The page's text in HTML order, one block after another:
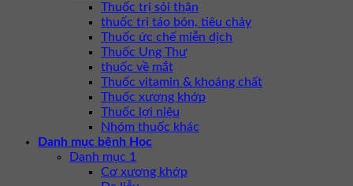
Thuốc trị sỏi thận
thuốc trị táo bón, tiêu chảy
Thuốc ức chế miễn dịch
Thuốc Ung Thư
thuốc về mắt
Thuốc vitamin & khoáng chất
Thuốc xương khớp
Thuốc lợi niệu
Nhóm thuốc khác
Danh mục bệnh Học
Danh mục 1
Cơ xương khớp